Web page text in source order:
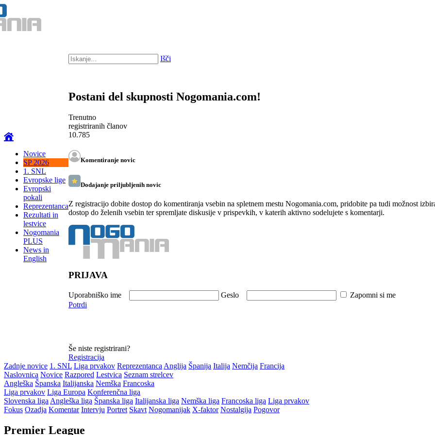
Novice
SP 2026
1. SNL
Evropske lige
Evropski
pokali
Reprezentanca
Rezultati in
lestvice
Nogomania
PLUS
News in
English
Išči
Postani del skupnosti Nogomania.com!
Trenutno
registriranih članov
10.785
Komentiranje novic
Dodajanje priljubljenih novic
Z registracijo dobite dostop do komentiranja vsebin na spletnem mestu Nogomania.com, pridobite pa tudi možnost
dostop do želenih vsebin ter spremljate diskusije v prispevkih, v katerih aktivno sodelujete s komentarji.
PRIJAVA
Uporabniško ime Geslo Zapomni si me
Potrdi
Še niste registrirani?
Registracija
Zadnje novice 1. SNL Liga prvakov Reprezentanca Anglija Španija Italija Nemčija Francija
Naslovnica Novice Razpored Lestvica Seznam strelcev
Angleška Španska Italijanska Nemška Francoska
Liga prvakov Liga Europa Konferenčna liga
Slovenska liga Angleška liga Španska liga Italijanska liga Nemška liga Francoska liga Liga prvakov
Fokus Ozadja Komentar Intervju Portret Skavt Nogomanijak X-faktor Nostalgija Pogovor
Premier League